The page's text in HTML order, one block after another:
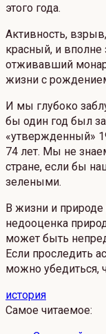
этого года.
Активность,
красный, и вполне
отживавший
жизни с
И мы глубоко
бы один год был
«утвержденный»
74 лет. Мы не
стране, если бы
зелеными.
В жизни и
недооценка
может быть
Если проследить
можно убедиться,
история
Самое читаемое: